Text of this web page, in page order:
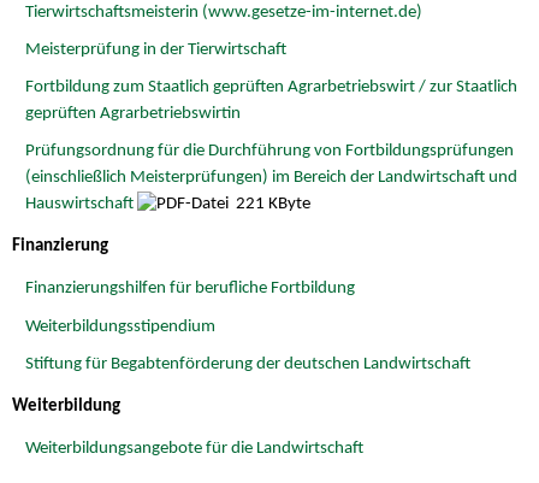
Tierwirtschaftsmeisterin (www.gesetze-im-internet.de)
Meisterprüfung in der Tierwirtschaft
Fortbildung zum Staatlich geprüften Agrarbetriebswirt / zur Staatlich
geprüften Agrarbetriebswirtin
Prüfungsordnung für die Durchführung von Fortbildungsprüfungen
(einschließlich Meisterprüfungen) im Bereich der Landwirtschaft und
Hauswirtschaft
221 KByte
Finanzierung
Finanzierungshilfen für berufliche Fortbildung
Weiterbildungsstipendium
Stiftung für Begabtenförderung der deutschen Landwirtschaft
Weiterbildung
Weiterbildungsangebote für die Landwirtschaft